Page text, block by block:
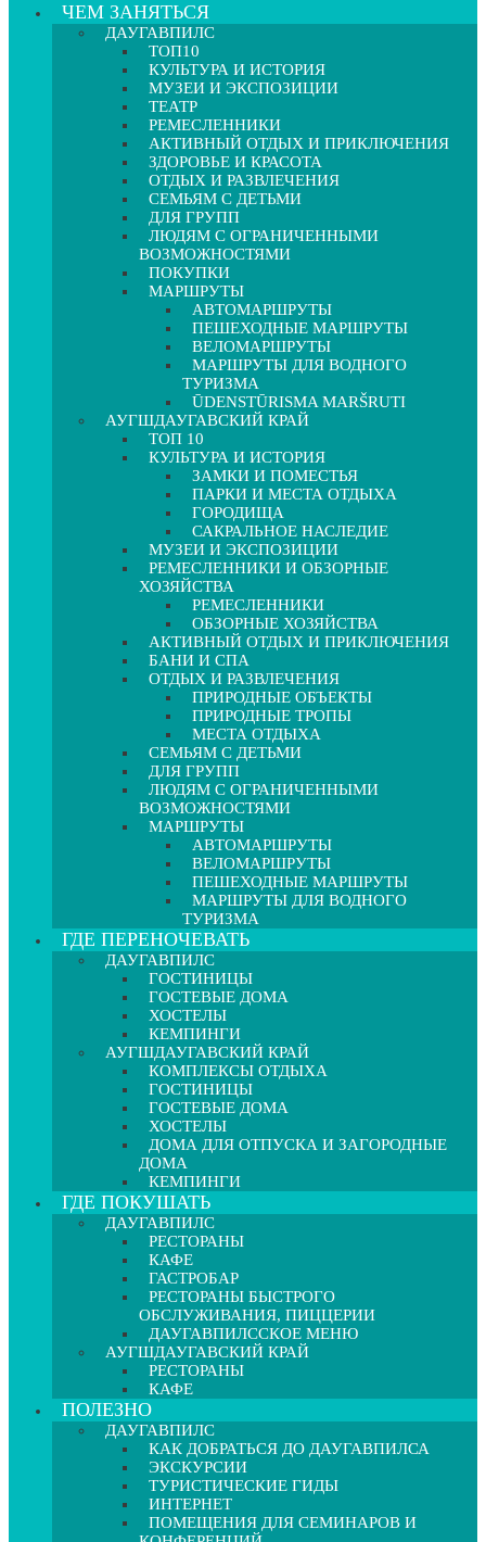
ЧЕМ ЗАНЯТЬСЯ
ДАУГАВПИЛС
ТОП10
КУЛЬТУРА И ИСТОРИЯ
МУЗЕИ И ЭКСПОЗИЦИИ
ТЕАТР
РЕМЕСЛЕННИКИ
АКТИВНЫЙ ОТДЫХ И ПРИКЛЮЧЕНИЯ
ЗДОРОВЬЕ И КРАСОТА
ОТДЫХ И РАЗВЛЕЧЕНИЯ
СЕМЬЯМ С ДЕТЬМИ
ДЛЯ ГРУПП
ЛЮДЯМ С ОГРАНИЧЕННЫМИ
ВОЗМОЖНОСТЯМИ
ПОКУПКИ
МАРШРУТЫ
АВТОМАРШРУТЫ
ПЕШЕХОДНЫЕ МАРШРУТЫ
ВЕЛОМАРШРУТЫ
МАРШРУТЫ ДЛЯ ВОДНОГО
ТУРИЗМА
ŪDENSTŪRISMA MARŠRUTI
АУГШДАУГАВСКИЙ КРАЙ
ТОП 10
КУЛЬТУРА И ИСТОРИЯ
ЗАМКИ И ПОМЕСТЬЯ
ПАРКИ И МЕСТА ОТДЫХА
ГОРОДИЩА
САКРАЛЬНОЕ НАСЛЕДИЕ
МУЗЕИ И ЭКСПОЗИЦИИ
РЕМЕСЛЕННИКИ И ОБЗОРНЫЕ
ХОЗЯЙСТВА
РЕМЕСЛЕННИКИ
ОБЗОРНЫЕ ХОЗЯЙСТВА
АКТИВНЫЙ ОТДЫХ И ПРИКЛЮЧЕНИЯ
БАНИ И СПА
ОТДЫХ И РАЗВЛЕЧЕНИЯ
ПРИРОДНЫЕ ОБЪЕКТЫ
ПРИРОДНЫЕ ТРОПЫ
МЕСТА ОТДЫХА
СЕМЬЯМ С ДЕТЬМИ
ДЛЯ ГРУПП
ЛЮДЯМ С ОГРАНИЧЕННЫМИ
ВОЗМОЖНОСТЯМИ
МАРШРУТЫ
АВТОМАРШРУТЫ
ВЕЛОМАРШРУТЫ
ПЕШЕХОДНЫЕ МАРШРУТЫ
МАРШРУТЫ ДЛЯ ВОДНОГО
ТУРИЗМА
ГДЕ ПЕРЕНОЧЕВАТЬ
ДАУГАВПИЛС
ГОСТИНИЦЫ
ГОСТЕВЫЕ ДОМА
ХОСТЕЛЫ
КЕМПИНГИ
АУГШДАУГАВСКИЙ КРАЙ
КОМПЛЕКСЫ ОТДЫХА
ГОСТИНИЦЫ
ГОСТЕВЫЕ ДОМА
ХОСТЕЛЫ
ДОМА ДЛЯ ОТПУСКА И ЗАГОРОДНЫЕ
ДОМА
КЕМПИНГИ
ГДЕ ПОКУШАТЬ
ДАУГАВПИЛС
РЕСТОРАНЫ
КАФЕ
ГАСТРОБАР
РЕСТОРАНЫ БЫСТРОГО
ОБСЛУЖИВАНИЯ, ПИЦЦЕРИИ
ДАУГАВПИЛССКОЕ МЕНЮ
АУГШДАУГАВСКИЙ КРАЙ
РЕСТОРАНЫ
КАФЕ
ПОЛЕЗНО
ДАУГАВПИЛС
КАК ДОБРАТЬСЯ ДО ДАУГАВПИЛСА
ЭКСКУРСИИ
ТУРИСТИЧЕСКИЕ ГИДЫ
ИНТЕРНЕТ
ПОМЕЩЕНИЯ ДЛЯ СЕМИНАРОВ И